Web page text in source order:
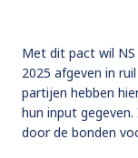
Met dit pact wil
2025 afgeven in
partijen hebben
hun input
door de bonden